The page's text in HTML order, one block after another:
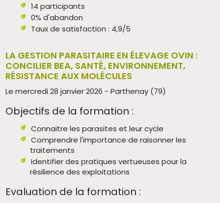
14 participants
0% d'abandon
Taux de satisfaction : 4,9/5
LA GESTION PARASITAIRE EN ÉLEVAGE OVIN :
CONCILIER BEA, SANTÉ, ENVIRONNEMENT,
RÉSISTANCE AUX MOLÉCULES
Le mercredi 28 janvier 2026 - Parthenay (79)
Objectifs de la formation :
Connaitre les parasites et leur cycle
Comprendre l'importance de raisonner les
traitements
Identifier des pratiques vertueuses pour la
résilience des exploitations
Evaluation de la formation :